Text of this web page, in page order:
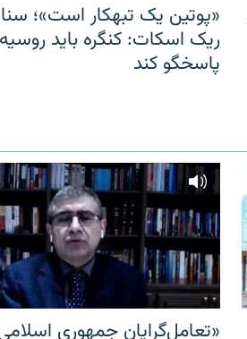
«پوتین یک تبهکار است»؛
ریک اسکات: کنگره باید روسیه
پاسخگو کند
«تعامل‌گرایان جمهوری